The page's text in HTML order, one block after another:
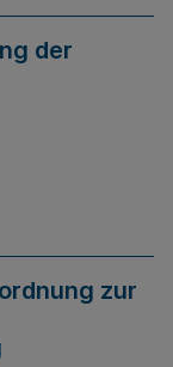
der
zur